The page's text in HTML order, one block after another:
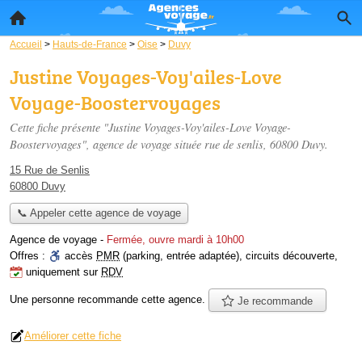
Accueil > Hauts-de-France > Oise > Duvy
Justine Voyages-Voy'ailes-Love
Voyage-Boostervoyages
Cette fiche présente "Justine Voyages-Voy'ailes-Love Voyage-
Boostervoyages", agence de voyage située rue de senlis, 60800 Duvy.
15 Rue de Senlis
60800 Duvy
📞 Appeler cette agence de voyage
Agence de voyage - Fermée, ouvre mardi à 10h00
Offres :
accès PMR (parking, entrée adaptée), circuits découverte,
uniquement sur RDV
Une personne recommande cette agence. Je recommande
Améliorer cette fiche